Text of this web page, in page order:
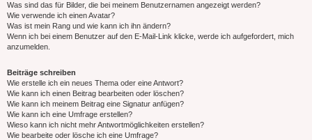
Was sind das für Bilder, die bei meinem Benutzernamen angezeigt werden?
Wie verwende ich einen Avatar?
Was ist mein Rang und wie kann ich ihn ändern?
Wenn ich bei einem Benutzer auf den E-Mail-Link klicke, werde ich aufgefordert, mich
anzumelden.
Beiträge schreiben
Wie erstelle ich ein neues Thema oder eine Antwort?
Wie kann ich einen Beitrag bearbeiten oder löschen?
Wie kann ich meinem Beitrag eine Signatur anfügen?
Wie kann ich eine Umfrage erstellen?
Wieso kann ich nicht mehr Antwortmöglichkeiten erstellen?
Wie bearbeite oder lösche ich eine Umfrage?